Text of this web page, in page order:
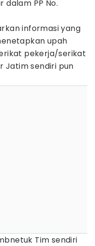
PP No.
informasi yang
upah
pekerja/serikat
Jatim sendiri pun
Tim sendiri